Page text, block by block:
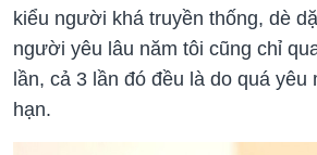
kiểu người khá truyền thống, dè
người yêu lâu năm tôi cũng chỉ
lần, cả 3 lần đó đều là do quá
hạn.